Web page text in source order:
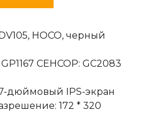
НOCO, черный
СЕНСОР: GC2083
дюймовый IPS-экран
172 * 320